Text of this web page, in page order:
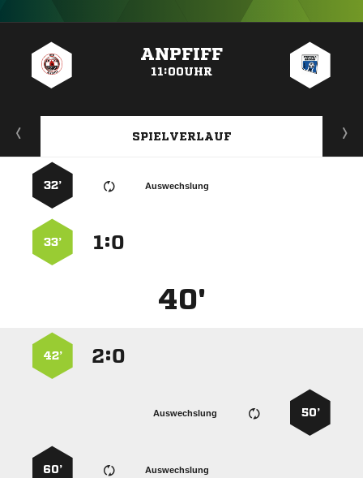
ANPFIFF
11:00UHR
SPIELVERLAUF
Auswechslung
32’
:
33’
40'
:
42’
50’
Auswechslung
Auswechslung
60’